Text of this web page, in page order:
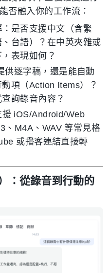
否融入你的工作流：
：是否支援中文（含繁
台語）？在中英夾雜或
表現如何？
供逐字稿，還是能自動
項（Action Items）？
詢錄音內容？
援 iOS/Android/Web
、M4A、WAV 等常見格
或播客連結直接轉
：從錄音到行動的